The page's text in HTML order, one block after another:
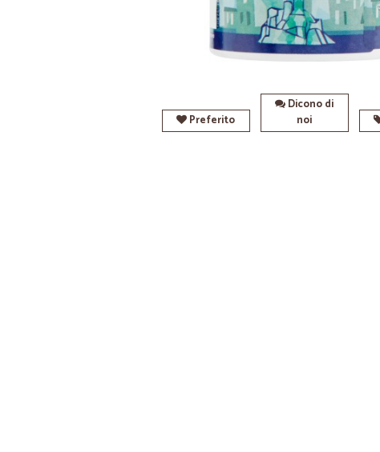
Preferito
Dicono di
noi